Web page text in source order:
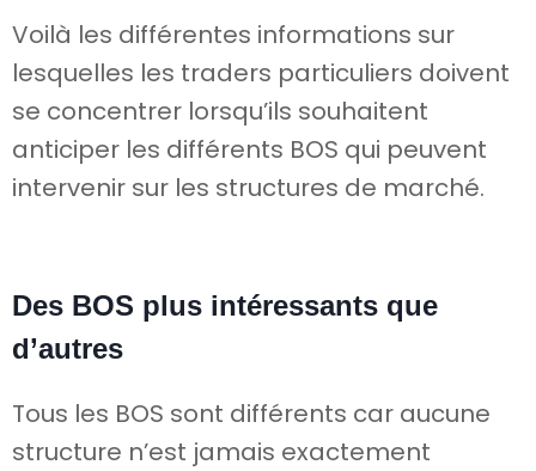
Voilà les différentes informations sur
lesquelles les traders particuliers doivent
se concentrer lorsqu’ils souhaitent
anticiper les différents BOS qui peuvent
intervenir sur les structures de marché.
Des BOS plus intéressants que
d’autres
Tous les BOS sont différents car aucune
structure n’est jamais exactement